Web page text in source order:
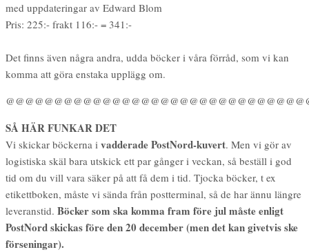
med uppdateringar av Edward Blom
Pris: 225:- frakt 116:- = 341:-
Det finns även några andra, udda böcker i våra förråd, som vi kan
komma att göra enstaka upplägg om.
SÅ HÄR FUNKAR DET
Vi skickar böckerna i vadderade PostNord-kuvert. Men vi gör av
logistiska skäl bara utskick ett par gånger i veckan, så beställ i god
tid om du vill vara säker på att få dem i tid. Tjocka böcker, t ex
etikettboken, måste vi sända från postterminal, så de har ännu längre
leveranstid. Böcker som ska komma fram före jul måste enligt
PostNord skickas före den 20 december (men det kan givetvis ske
förseningar).